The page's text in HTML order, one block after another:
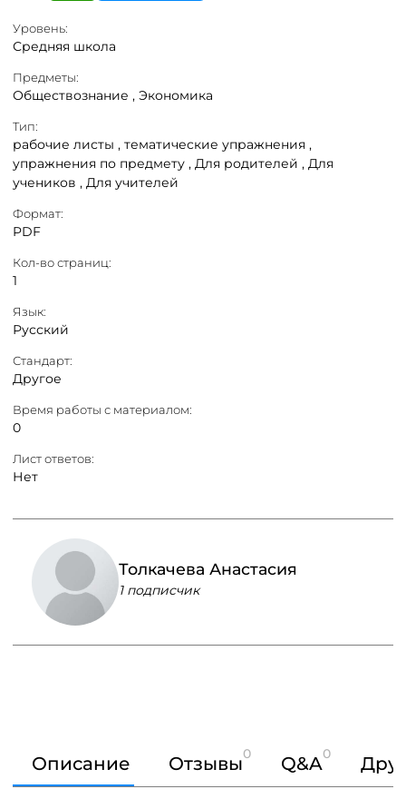
Уровень:
Средняя школа
Предметы:
Обществознание , Экономика
Тип:
рабочие листы , тематические упражнения ,
упражнения по предмету , Для родителей , Для
учеников , Для учителей
Формат:
PDF
Кол-во страниц:
1
Язык:
Русский
Стандарт:
Другое
Время работы с материалом:
0
Лист ответов:
Нет
Толкачева Анастасия
1 подписчик
Описание Отзывы0 Q&A0